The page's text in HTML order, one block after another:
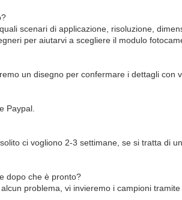
scenari di applicazione, risoluzione,
per aiutarvi a scegliere il modulo
un disegno per confermare i dettagli con
Paypal.
ci vogliono 2-3 settimane, se si tratta di
dopo che è pronto?
problema, vi invieremo i campioni